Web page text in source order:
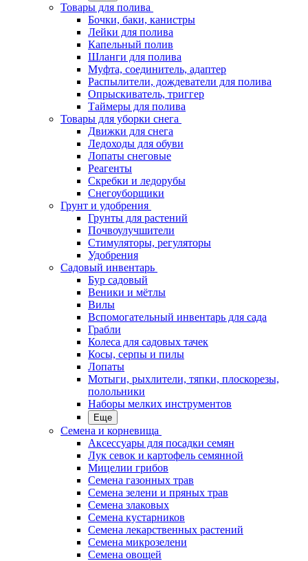
Товары для полива
Бочки, баки, канистры
Лейки для полива
Капельный полив
Шланги для полива
Муфта, соединитель, адаптер
Распылители, дождеватели для полива
Опрыскиватель, триггер
Таймеры для полива
Товары для уборки снега
Движки для снега
Ледоходы для обуви
Лопаты снеговые
Реагенты
Скребки и ледорубы
Снегоуборщики
Грунт и удобрения
Грунты для растений
Почвоулучшители
Стимуляторы, регуляторы
Удобрения
Садовый инвентарь
Бур садовый
Веники и мётлы
Вилы
Вспомогательный инвентарь для сада
Грабли
Колеса для садовых тачек
Косы, серпы и пилы
Лопаты
Мотыги, рыхлители, тяпки, плоскорезы,
полольники
Наборы мелких инструментов
Еще
Семена и корневища
Аксессуары для посадки семян
Лук севок и картофель семянной
Мицелии грибов
Семена газонных трав
Семена зелени и пряных трав
Семена злаковых
Семена кустарников
Семена лекарственных растений
Семена микрозелени
Семена овощей